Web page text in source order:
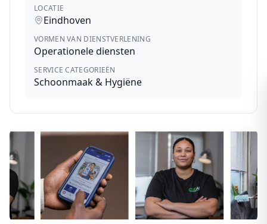
LOCATIE
Eindhoven
VORMEN VAN DIENSTVERLENING
Operationele diensten
SERVICE CATEGORIEËN
Schoonmaak & Hygiëne